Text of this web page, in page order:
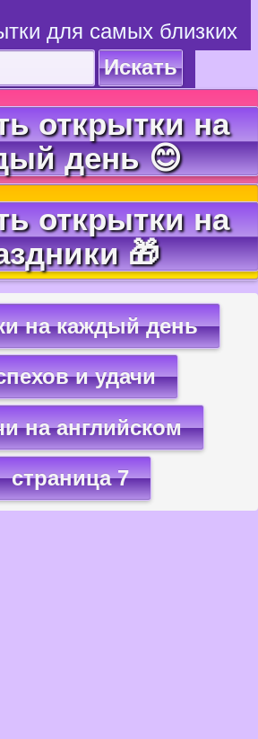
для самых близких
Искать
открытки на
день 😊
открытки на
🎁
на каждый день
и удачи
на английском
страница 7